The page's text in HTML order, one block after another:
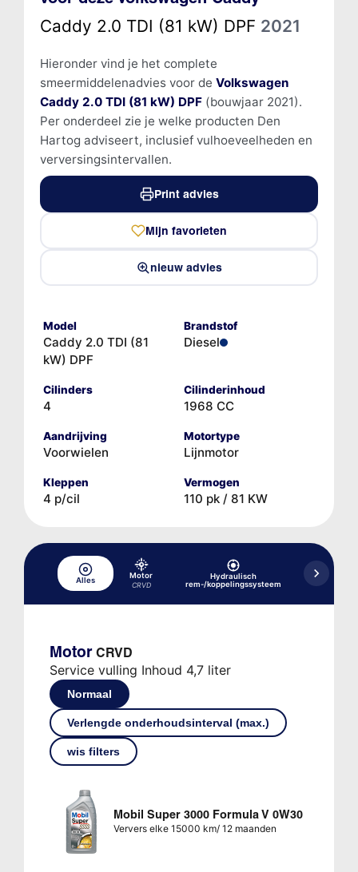
Caddy 2.0 TDI (81 kW) DPF 2021
Hieronder vind je het complete
smeermiddelenadvies voor de Volkswagen
Caddy 2.0 TDI (81 kW) DPF(bouwjaar 2021).
Per onderdeel zie je welke producten Den
Hartog adviseert, inclusief vulhoeveelheden en
verversingsintervallen.
Print advies
Mijn favorieten
nieuw advies
Model
Caddy 2.0 TDI (81
kW) DPF
Brandstof
Diesel
Cilinders
4
Cilinderinhoud
1968 CC
Aandrijving
Voorwielen
Motortype
Lijnmotor
Kleppen
4 p/cil
Vermogen
110 pk / 81 KW
Alles
Motor
CRVD
Hydraulisch
rem-/koppelingssysteem
Koelsysteem
Motor CRVD
Service vulling Inhoud 4,7 liter
Normaal
Verlengde onderhoudsinterval (max.)
wis filters
Mobil Super 3000 Formula V 0W30
Ververs elke 15000 km/ 12 maanden